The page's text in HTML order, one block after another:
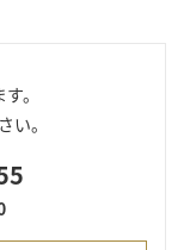
。
い。